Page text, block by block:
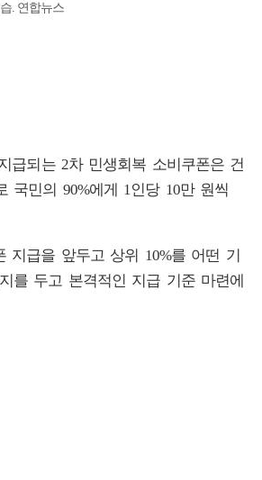
. 연합뉴스
급되는 2차 민생회복 소비쿠폰은 건
국민의 90%에게 1인당 10만 원씩
지급을 앞두고 상위 10%를 어떤 기
를 두고 본격적인 지급 기준 마련에